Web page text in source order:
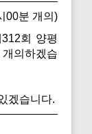
00분 개의)
회 양평
의하겠습
겠습니다.